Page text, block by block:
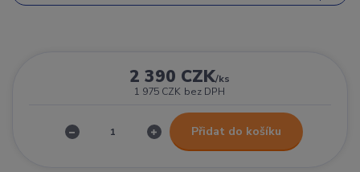
2 390 CZK/ks
1 975 CZK bez DPH
Přidat do košíku